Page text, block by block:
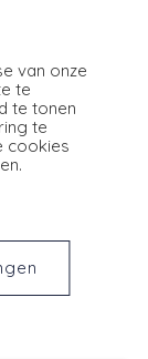
en de
met
als
15%
dan kunt u
van onze
te
te tonen
te
cookies